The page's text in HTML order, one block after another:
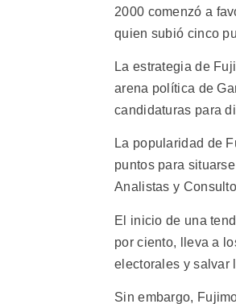
2000 comenzó a
quien subió cinco
La estrategia de
arena política de
candidaturas para
La popularidad de
puntos para
Analistas y
El inicio de una
por ciento, lleva a
electorales y salvar
Sin embargo,